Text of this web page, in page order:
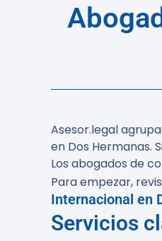
Asesor.legal
en Dos Hermanas.
Los abogados de
Para empezar,
Internacional en
Servicios